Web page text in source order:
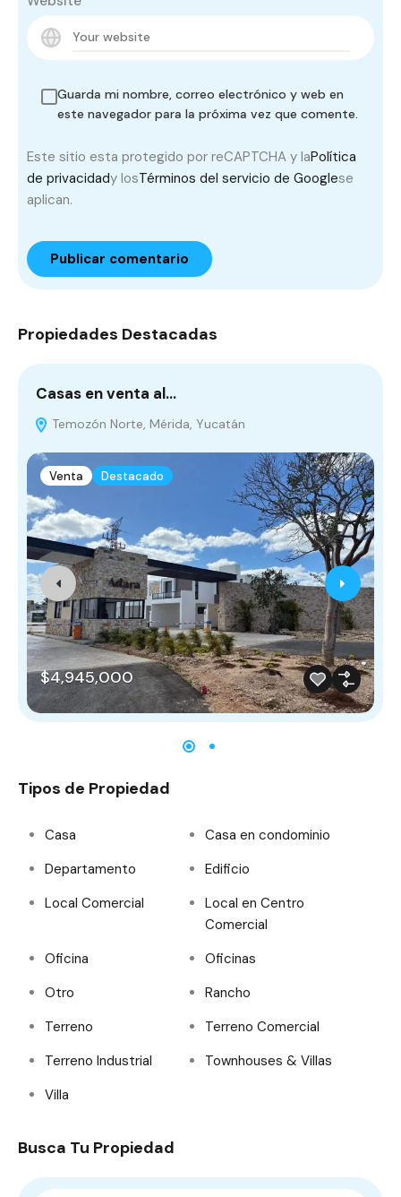
Guarda mi nombre, correo electrónico y web en
este navegador para la próxima vez que comente.
Este sitio esta protegido por reCAPTCHA y laPolítica
de privacidady losTérminos del servicio de Googlese
aplican.
Propiedades Destacadas
Casas en venta al…
Temozón Norte, Mérida, Yucatán
Venta Destacado
$4,945,000
Tipos de Propiedad
Casa
Casa en condominio
Departamento
Edificio
Local Comercial
Local en Centro
Comercial
Oficina
Oficinas
Otro
Rancho
Terreno
Terreno Comercial
Terreno Industrial
Townhouses & Villas
Villa
Busca Tu Propiedad